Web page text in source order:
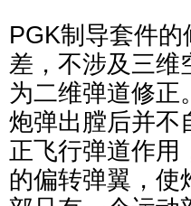
PGK制导套件
差，不涉及三维
为二维弹道修正
炮弹出膛后并不
正飞行弹道作用
的偏转弹翼，使